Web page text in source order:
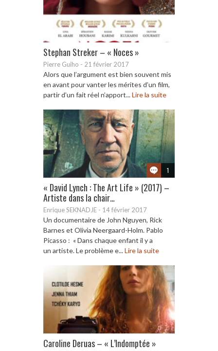
Stephan Streker – « Noces »
Pierre Guiho - 21 février 2017
Alors que l’argument est bien souvent mis
en avant pour vanter les mérites d’un film,
partir d’un fait réel n’apport...Lire la suite
1
« David Lynch : The Art Life » (2017) –
Artiste dans la chair…
Enrique SEKNADJE - 14 février 2017
Un documentaire de John Nguyen, Rick
Barnes et Olivia Neergaard-Holm. Pablo
Picasso : « Dans chaque enfant il y a
un artiste. Le problème e...Lire la suite
Caroline Deruas – « L’Indomptée »